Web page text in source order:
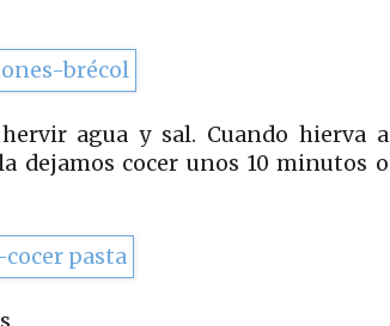
agua y sal. Cuando hierva a
dejamos cocer unos 10 minutos o